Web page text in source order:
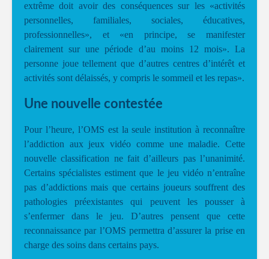
extrême doit avoir des conséquences sur les «activités
personnelles, familiales, sociales, éducatives,
professionnelles», et «en principe, se manifester
clairement sur une période d’au moins 12 mois». La
personne joue tellement que d’autres centres d’intérêt et
activités sont délaissés, y compris le sommeil et les repas».
Une nouvelle contestée
Pour l’heure, l’OMS est la seule institution à reconnaître
l’addiction aux jeux vidéo comme une maladie. Cette
nouvelle classification ne fait d’ailleurs pas l’unanimité.
Certains spécialistes estiment que le jeu vidéo n’entraîne
pas d’addictions mais que certains joueurs souffrent des
pathologies préexistantes qui peuvent les pousser à
s’enfermer dans le jeu. D’autres pensent que cette
reconnaissance par l’OMS permettra d’assurer la prise en
charge des soins dans certains pays.